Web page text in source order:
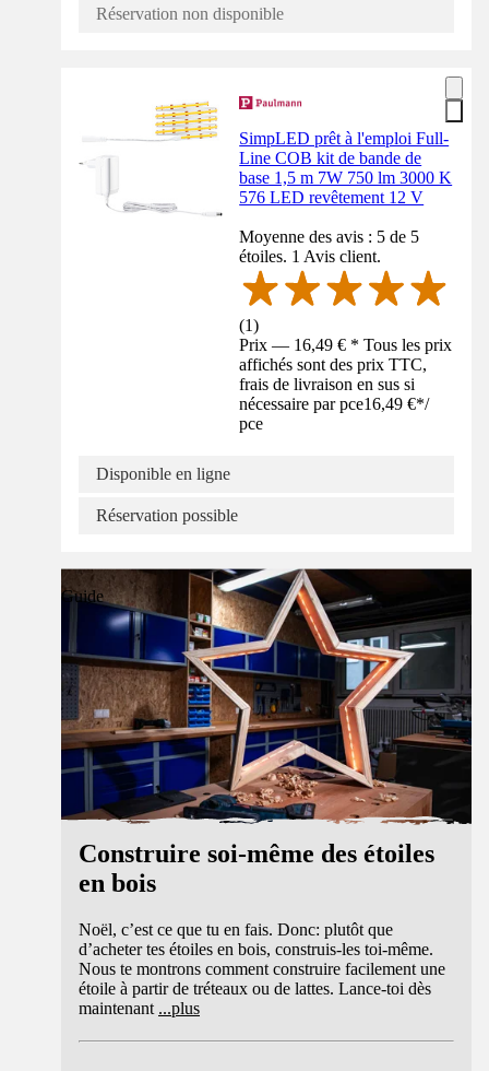
Réservation non disponible
SimpLED prêt à l'emploi Full-
Line COB kit de bande de
base 1,5 m 7W 750 lm 3000 K
576 LED revêtement 12 V
Moyenne des avis : 5 de 5
étoiles. 1 Avis client.
(1)
Prix — 16,49 € * Tous les prix
affichés sont des prix TTC,
frais de livraison en sus si
nécessaire par pce16,49 €*/
pce
Disponible en ligne
Réservation possible
Guide
Construire soi-même des étoiles
en bois
Noël, c’est ce que tu en fais. Donc: plutôt que
d’acheter tes étoiles en bois, construis-les toi-même.
Nous te montrons comment construire facilement une
étoile à partir de tréteaux ou de lattes. Lance-toi dès
maintenant ...plus